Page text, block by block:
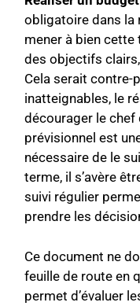
obligatoire dans la
mener à bien
des objectifs
Cela serait
inatteignables, le
décourager le chef
prévisionnel est
nécessaire de le
terme, il s’avère
suivi régulier
prendre les
Ce document ne
feuille de route en
permet d’évaluer